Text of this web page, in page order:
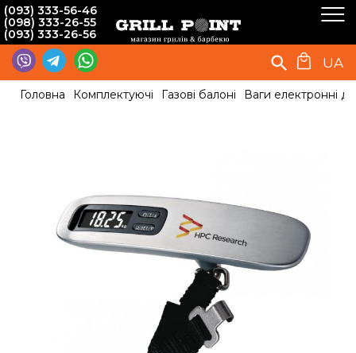
(093) 333-56-46
(098) 333-26-55
(093) 333-26-56
UA
Головна Комплектуючі Газові балоні Ваги електронні